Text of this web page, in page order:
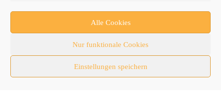
Alle Cookies
Nur funktionale Cookies
Einstellungen speichern
Nutzfahrzeuge
RATL 2025 | RecyclingAKTIV & TiefbauLIVE